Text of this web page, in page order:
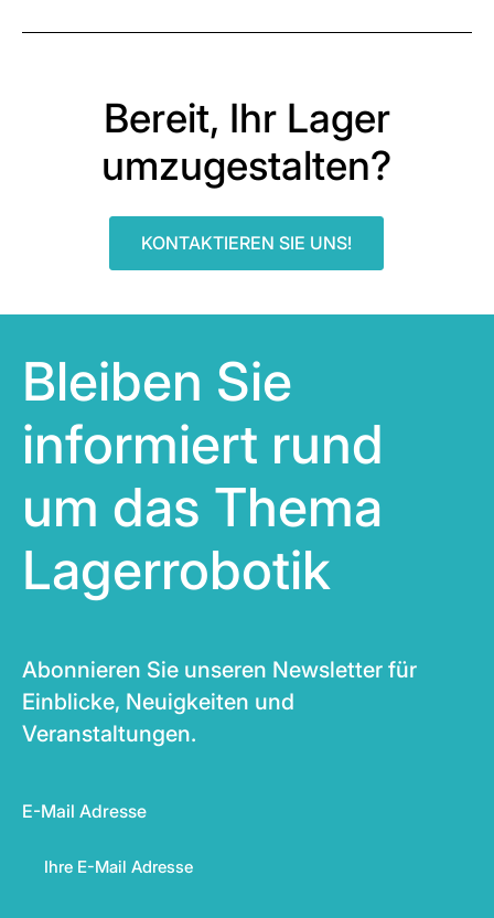
Bereit, Ihr Lager
umzugestalten?
KONTAKTIEREN SIE UNS!
Bleiben Sie
informiert rund
um das Thema
Lagerrobotik
Abonnieren Sie unseren Newsletter für
Einblicke, Neuigkeiten und
Veranstaltungen.
E-Mail Adresse